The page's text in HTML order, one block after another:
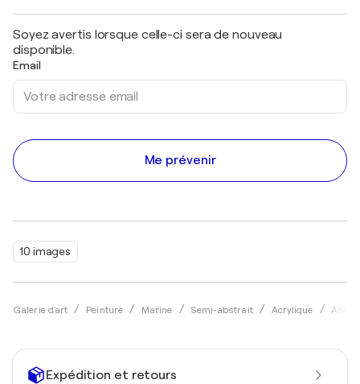
10 images
Galerie d'art Peinture Marine Semi-abstrait Acrylique
Soyez avertis lorsque celle-ci sera de nouveau
disponible.
Email
Me prévenir
Expédition et retours